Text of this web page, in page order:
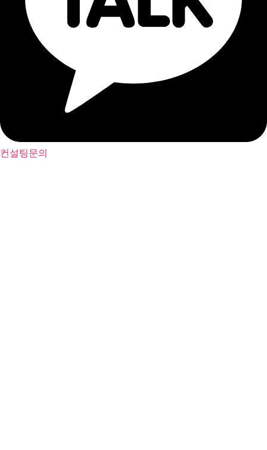
컨설팅문의